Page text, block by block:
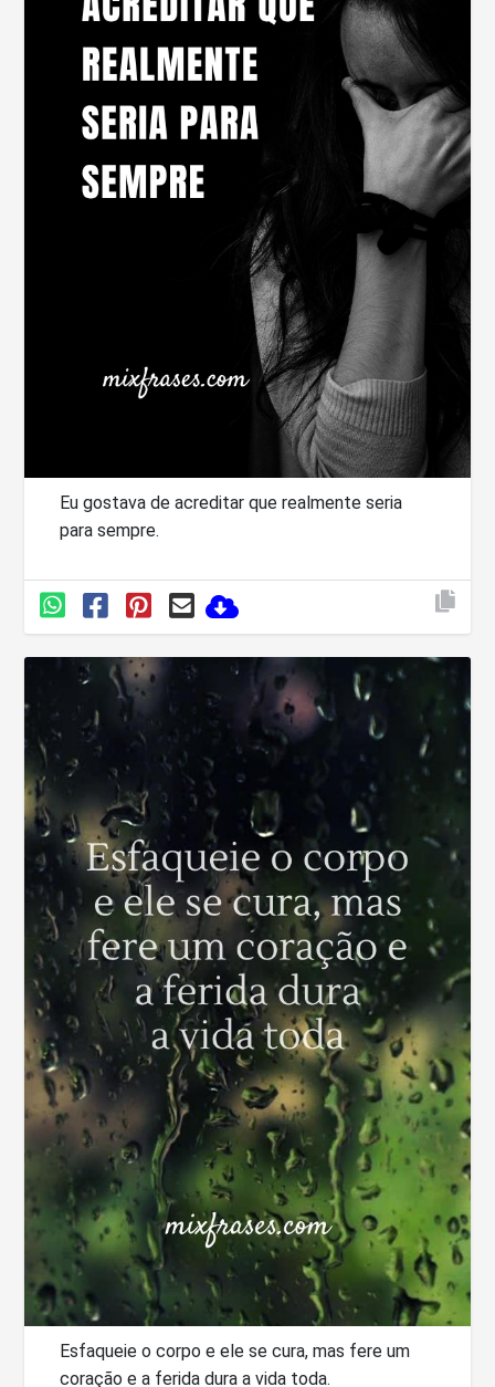
Eu gostava de acreditar que realmente seria
para sempre.
Esfaqueie o corpo e ele se cura, mas fere um
coração e a ferida dura a vida toda.